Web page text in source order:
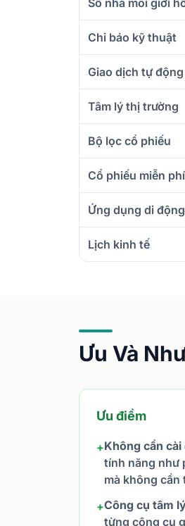
Số nhà môi giới
Chỉ báo kỹ thuật
Giao dịch tự
Tâm lý thị trường
Bộ lọc cổ phiếu
Cổ phiếu miễn
Ứng dụng di động
Lịch kinh tế
Ưu Và
Ưu điểm
+Không cần cài
tính năng như
mà không cần
+Công cụ tâm
từng công cụ